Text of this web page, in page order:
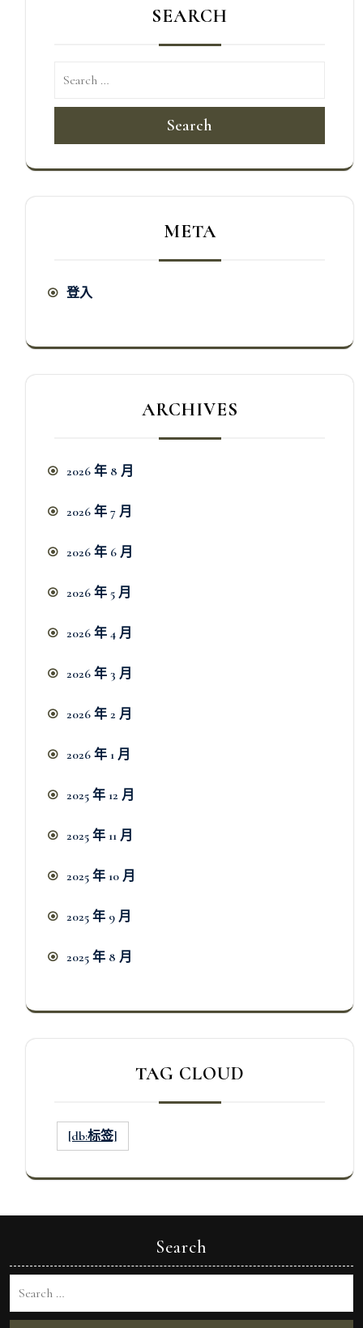
SEARCH
Search
META
登入
ARCHIVES
2026 年 8 月
2026 年 7 月
2026 年 6 月
2026 年 5 月
2026 年 4 月
2026 年 3 月
2026 年 2 月
2026 年 1 月
2025 年 12 月
2025 年 11 月
2025 年 10 月
2025 年 9 月
2025 年 8 月
TAG CLOUD
[db:标签]
Search